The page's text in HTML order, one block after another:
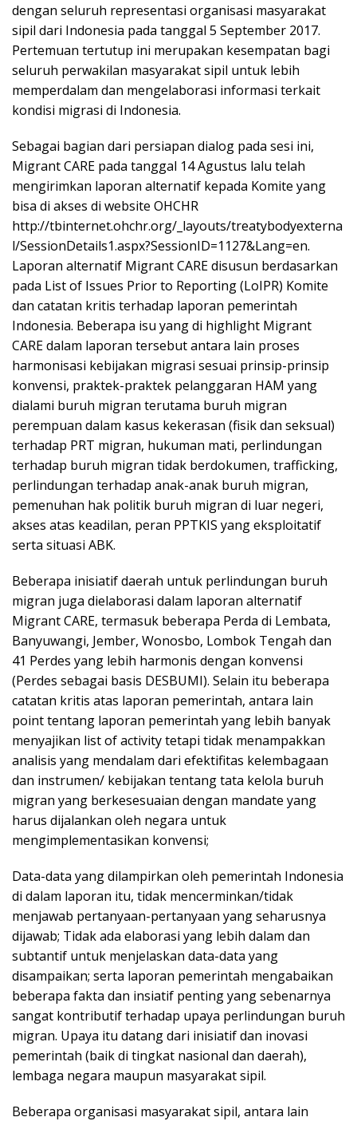
dengan seluruh representasi organisasi masyarakat
sipil dari Indonesia pada tanggal 5 September 2017.
Pertemuan tertutup ini merupakan kesempatan bagi
seluruh perwakilan masyarakat sipil untuk lebih
memperdalam dan mengelaborasi informasi terkait
kondisi migrasi di Indonesia.
Sebagai bagian dari persiapan dialog pada sesi ini,
Migrant CARE pada tanggal 14 Agustus lalu telah
mengirimkan laporan alternatif kepada Komite yang
bisa di akses di website OHCHR
http://tbinternet.ohchr.org/_layouts/treatybodyexterna
l/SessionDetails1.aspx?SessionID=1127&Lang=en.
Laporan alternatif Migrant CARE disusun berdasarkan
pada List of Issues Prior to Reporting (LoIPR) Komite
dan catatan kritis terhadap laporan pemerintah
Indonesia. Beberapa isu yang di highlight Migrant
CARE dalam laporan tersebut antara lain proses
harmonisasi kebijakan migrasi sesuai prinsip-prinsip
konvensi, praktek-praktek pelanggaran HAM yang
dialami buruh migran terutama buruh migran
perempuan dalam kasus kekerasan (fisik dan seksual)
terhadap PRT migran, hukuman mati, perlindungan
terhadap buruh migran tidak berdokumen, trafficking,
perlindungan terhadap anak-anak buruh migran,
pemenuhan hak politik buruh migran di luar negeri,
akses atas keadilan, peran PPTKIS yang eksploitatif
serta situasi ABK.
Beberapa inisiatif daerah untuk perlindungan buruh
migran juga dielaborasi dalam laporan alternatif
Migrant CARE, termasuk beberapa Perda di Lembata,
Banyuwangi, Jember, Wonosbo, Lombok Tengah dan
41 Perdes yang lebih harmonis dengan konvensi
(Perdes sebagai basis DESBUMI). Selain itu beberapa
catatan kritis atas laporan pemerintah, antara lain
point tentang laporan pemerintah yang lebih banyak
menyajikan list of activity tetapi tidak menampakkan
analisis yang mendalam dari efektifitas kelembagaan
dan instrumen/ kebijakan tentang tata kelola buruh
migran yang berkesesuaian dengan mandate yang
harus dijalankan oleh negara untuk
mengimplementasikan konvensi;
Data-data yang dilampirkan oleh pemerintah Indonesia
di dalam laporan itu, tidak mencerminkan/tidak
menjawab pertanyaan-pertanyaan yang seharusnya
dijawab; Tidak ada elaborasi yang lebih dalam dan
subtantif untuk menjelaskan data-data yang
disampaikan; serta laporan pemerintah mengabaikan
beberapa fakta dan insiatif penting yang sebenarnya
sangat kontributif terhadap upaya perlindungan buruh
migran. Upaya itu datang dari inisiatif dan inovasi
pemerintah (baik di tingkat nasional dan daerah),
lembaga negara maupun masyarakat sipil.
Beberapa organisasi masyarakat sipil, antara lain